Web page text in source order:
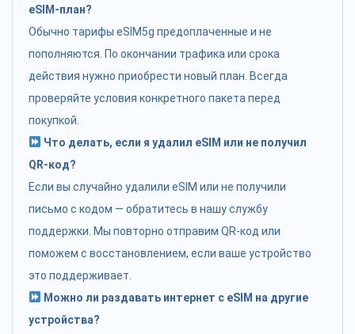
eSIM-план?
Обычно тарифы eSIM5g предоплаченные и не
пополняются. По окончании трафика или срока
действия нужно приобрести новый план. Всегда
проверяйте условия конкретного пакета перед
покупкой.
Что делать, если я удалил eSIM или не получил
QR-код?
Если вы случайно удалили eSIM или не получили
письмо с кодом — обратитесь в нашу службу
поддержки. Мы повторно отправим QR-код или
поможем с восстановлением, если ваше устройство
это поддерживает.
Можно ли раздавать интернет с eSIM на другие
устройства?